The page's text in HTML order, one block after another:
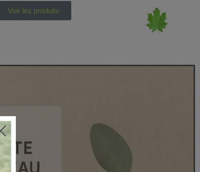
Voir les produits